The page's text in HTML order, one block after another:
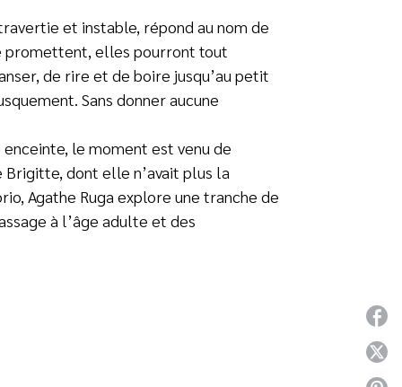
et instable, répond au nom de
promettent, elles pourront tout
de rire et de boire jusqu’au petit
Sans donner aucune
le moment est venu de
Brigitte, dont elle n’avait plus la
Agathe Ruga explore une tranche de
à l’âge adulte et des